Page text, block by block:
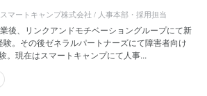
スマートキャンプ株式会社 / 人事本部・採用担当
後、リンクアンドモチベーショングループにて新
験。その後ゼネラルパートナーズにて障害者向け
。現在はスマートキャンプにて人事...